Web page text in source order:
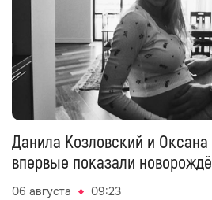
Данила Козловский и
впервые показали
06 августа 09:23